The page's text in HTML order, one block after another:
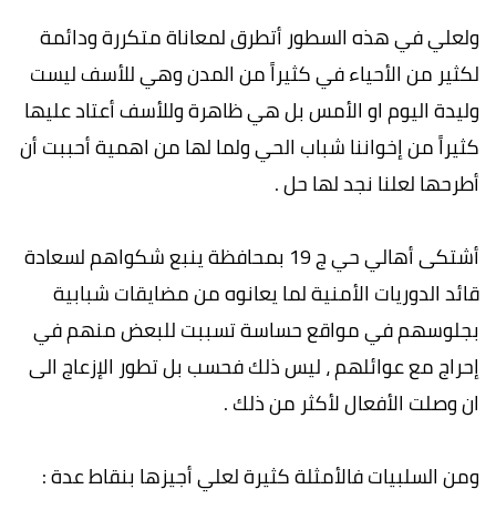
ولعلي في هذه السطور أتطرق لمعاناة متكررة ودائمة
لكثير من الأحياء في كثيراً من المدن وهي للأسف ليست
وليدة اليوم او الأمس بل هي ظاهرة وللأسف أعتاد عليها
كثيراً من إخواننا شباب الحي ولما لها من اهمية أحببت أن
أطرحها لعلنا نجد لها حل .
أشتكى أهالي حي ج 19 بمحافظة ينبع شكواهم لسعادة
قائد الدوريات الأمنية لما يعانوه من مضايقات شبابية
بجلوسهم في مواقع حساسة تسببت للبعض منهم في
إحراج مع عوائلهم ، ليس ذلك فحسب بل تطور الإزعاج الى
ان وصلت الأفعال لأكثر من ذلك .
ومن السلبيات فالأمثلة كثيرة لعلي أجيزها بنقاط عدة :